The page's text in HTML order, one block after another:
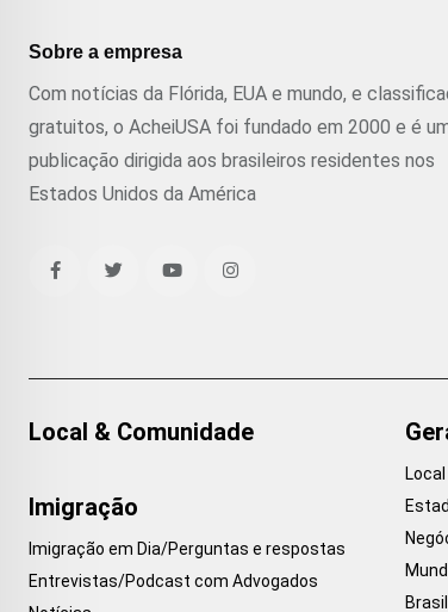
Sobre a empresa
Com notícias da Flórida, EUA e mundo, e
gratuitos, o AcheiUSA foi fundado em 2000 e é
publicação dirigida aos brasileiros residentes nos
Estados Unidos da América
Local & Comunidade
Imigração
Imigração em Dia/Perguntas e respostas
Entrevistas/Podcast com Advogados
Local
Brasil